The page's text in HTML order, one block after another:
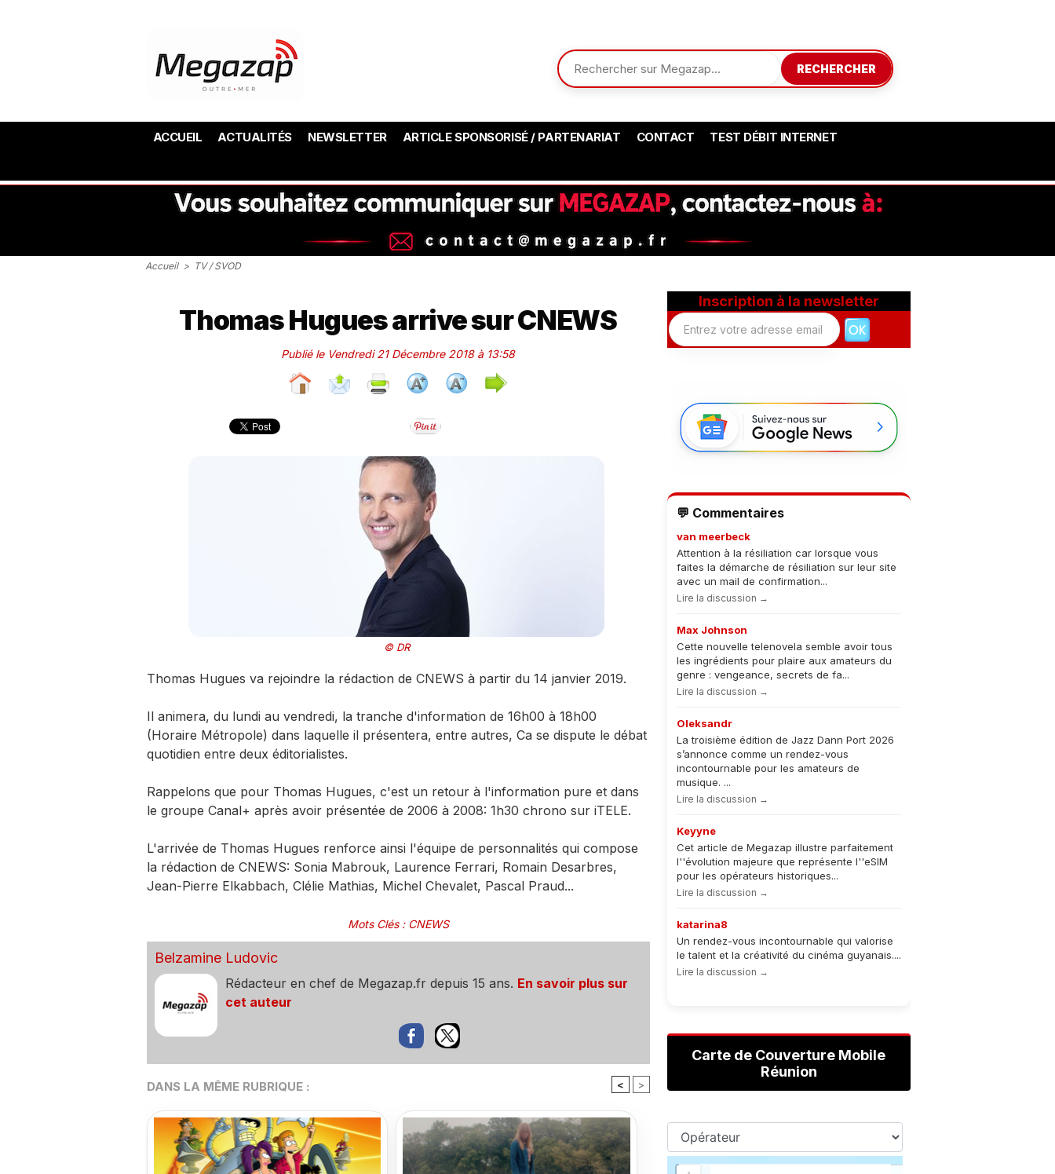
RECHERCHER
ACCUEIL ACTUALITÉS NEWSLETTER ARTICLE SPONSORISÉ / PARTENARIAT CONTACT TEST DÉBIT INTERNET
Accueil > TV / SVOD
Thomas Hugues arrive sur CNEWS
Publié le Vendredi 21 Décembre 2018 à 13:58
© DR
Thomas Hugues va rejoindre la rédaction de CNEWS à partir du 14 janvier 2019.
Il animera, du lundi au vendredi, la tranche d'information de 16h00 à 18h00
(Horaire Métropole) dans laquelle il présentera, entre autres, Ca se dispute le débat
quotidien entre deux éditorialistes.
Rappelons que pour Thomas Hugues, c'est un retour à l'information pure et dans
le groupe Canal+ après avoir présentée de 2006 à 2008: 1h30 chrono sur iTELE.
L'arrivée de Thomas Hugues renforce ainsi l'équipe de personnalités qui compose
la rédaction de CNEWS: Sonia Mabrouk, Laurence Ferrari, Romain Desarbres,
Jean-Pierre Elkabbach, Clélie Mathias, Michel Chevalet, Pascal Praud...
Mots Clés: CNEWS
Belzamine Ludovic
Rédacteur en chef de Megazap.fr depuis 15 ans. En savoir plus sur
cet auteur
DANS LA MÊME RUBRIQUE : < >
Inscription à la newsletter
💬 Commentaires
van meerbeck
Attention à la résiliation car lorsque vous
faites la démarche de résiliation sur leur site
avec un mail de confirmation...
Lire la discussion →
Max Johnson
Cette nouvelle telenovela semble avoir tous
les ingrédients pour plaire aux amateurs du
genre : vengeance, secrets de fa...
Lire la discussion →
Oleksandr
La troisième édition de Jazz Dann Port 2026
s’annonce comme un rendez-vous
incontournable pour les amateurs de
musique. ...
Lire la discussion →
Keyyne
Cet article de Megazap illustre parfaitement
l''évolution majeure que représente l''eSIM
pour les opérateurs historiques...
Lire la discussion →
katarina8
Un rendez-vous incontournable qui valorise
le talent et la créativité du cinéma guyanais....
Lire la discussion →
Carte de Couverture Mobile
Réunion